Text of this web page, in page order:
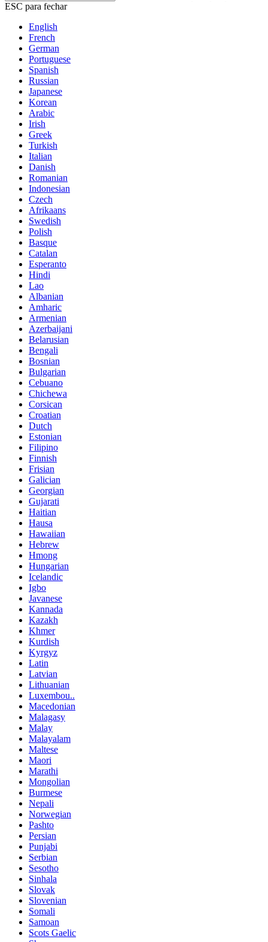
ESC para fechar
English
French
German
Portuguese
Spanish
Russian
Japanese
Korean
Arabic
Irish
Greek
Turkish
Italian
Danish
Romanian
Indonesian
Czech
Afrikaans
Swedish
Polish
Basque
Catalan
Esperanto
Hindi
Lao
Albanian
Amharic
Armenian
Azerbaijani
Belarusian
Bengali
Bosnian
Bulgarian
Cebuano
Chichewa
Corsican
Croatian
Dutch
Estonian
Filipino
Finnish
Frisian
Galician
Georgian
Gujarati
Haitian
Hausa
Hawaiian
Hebrew
Hmong
Hungarian
Icelandic
Igbo
Javanese
Kannada
Kazakh
Khmer
Kurdish
Kyrgyz
Latin
Latvian
Lithuanian
Luxembou..
Macedonian
Malagasy
Malay
Malayalam
Maltese
Maori
Marathi
Mongolian
Burmese
Nepali
Norwegian
Pashto
Persian
Punjabi
Serbian
Sesotho
Sinhala
Slovak
Slovenian
Somali
Samoan
Scots Gaelic